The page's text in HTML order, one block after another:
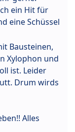
ein Hit für
eine Schüssel
Bausteinen,
Xylophon und
ist. Leider
Drum wirds
Alles